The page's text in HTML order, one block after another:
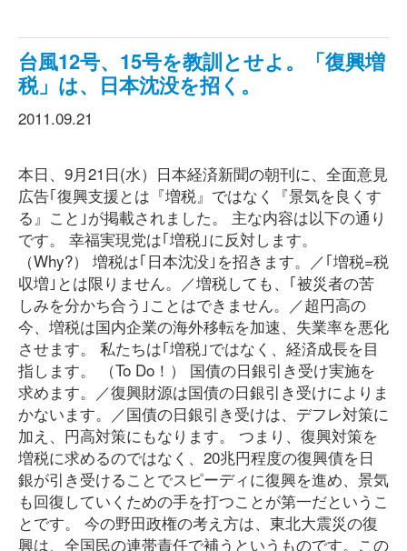
台風12号、15号を教訓とせよ。「復興増
税」は、日本沈没を招く。
2011.09.21
本日、9月21日(水）日本経済新聞の朝刊に、全面意見
広告｢復興支援とは『増税』ではなく『景気を良くす
る』こと｣が掲載されました。 主な内容は以下の通り
です。 幸福実現党は｢増税｣に反対します。
（Why?） 増税は｢日本沈没｣を招きます。／｢増税=税
収増｣とは限りません。／増税しても、｢被災者の苦
しみを分かち合う｣ことはできません。／超円高の
今、増税は国内企業の海外移転を加速、失業率を悪化
させます。 私たちは｢増税｣ではなく、経済成長を目
指します。 （To Do！） 国債の日銀引き受け実施を
求めます。／復興財源は国債の日銀引き受けによりま
かないます。／国債の日銀引き受けは、デフレ対策に
加え、円高対策にもなります。 つまり、復興対策を
増税に求めるのではなく、20兆円程度の復興債を日
銀が引き受けることでスピーディに復興を進め、景気
も回復していくための手を打つことが第一だというこ
とです。 今の野田政権の考え方は、東北大震災の復
興は、全国民の連帯責任で補うというものです。この